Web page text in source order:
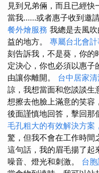
見到兄弟倆，而且已經快
當我……或者惠子收到邀
餐外燴服務 我總是去風
益的地方。 專屬台北會
刻告訴我，不是葵，你
定決心，你也必須以惠子
由讓你離開。 台中居家
諒，我想當面和您談談生
想擦去他臉上滿意的笑容
後面謹慎地回答，擊回那
毛孔粗大的有效解決方案
驚，但我不會在工作時間
這句話，我的眉毛揚了起
噪音、燈光和刺激。 台